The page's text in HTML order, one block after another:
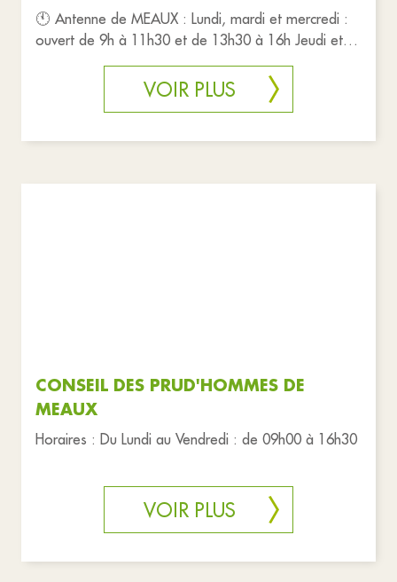
🕚 Antenne de MEAUX : Lundi, mardi et mercredi :
ouvert de 9h à 11h30 et de 13h30 à 16h Jeudi et
VOIR PLUS
CONSEIL DES PRUD'HOMMES DE
MEAUX
Horaires : Du Lundi au Vendredi : de 09h00 à 16h30
VOIR PLUS